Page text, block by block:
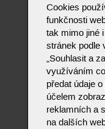
Cookies
funkčnosti
tak mimo jiné
stránek podle
„Souhlasit a
využíváním
předat údaje
účelem
reklamních a
na dalších